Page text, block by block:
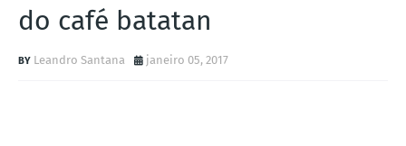
do café batatan
Leandro Santana janeiro 05, 2017